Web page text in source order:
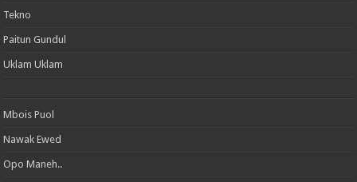
Tekno
Paitun Gundul
Uklam Uklam
Mbois Puol
Nawak Ewed
Opo Maneh..